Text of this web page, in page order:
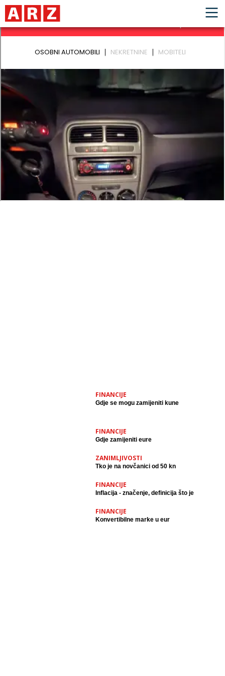
FINANCIJE
Gdje se mogu zamijeniti kune
FINANCIJE
Gdje zamijeniti eure
ZANIMLJIVOSTI
Tko je na novčanici od 50 kn
FINANCIJE
Inflacija - značenje, definicija što je
FINANCIJE
Konvertibilne marke u eur